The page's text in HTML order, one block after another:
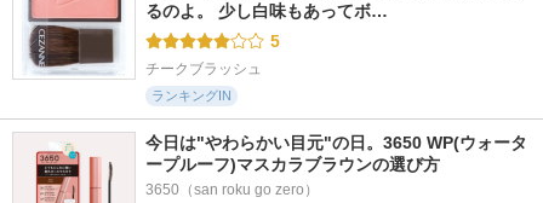
るのよ。 少し白味もあってボ…
5
チークブラッシュ
ランキングIN
今日は"やわらかい目元"の日。3650 WP(ウォータ
ープルーフ)マスカラブラウンの選び方
3650（san roku go zero）